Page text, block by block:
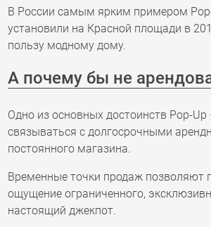
В России самым ярким примером
установили на Красной площади в
пользу модному дому.
А почему бы не
Одно из основных достоинств Pop-
связываться с долгосрочными
постоянного магазина.
Временные точки продаж позволяют
ощущение ограниченного,
настоящий джекпот.